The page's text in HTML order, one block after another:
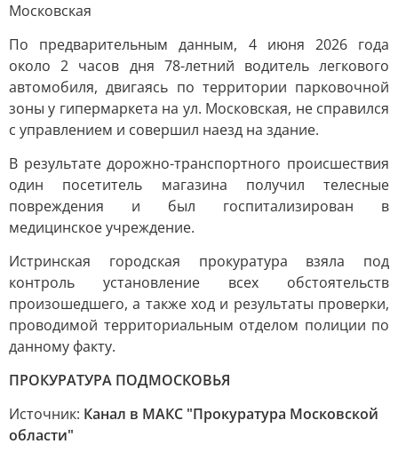
Московская
По предварительным данным, 4 июня 2026 года
около 2 часов дня 78-летний водитель легкового
автомобиля, двигаясь по территории парковочной
зоны у гипермаркета на ул. Московская, не справился
с управлением и совершил наезд на здание.
В результате дорожно-транспортного происшествия
один посетитель магазина получил телесные
повреждения и был госпитализирован в
медицинское учреждение.
Истринская городская прокуратура взяла под
контроль установление всех обстоятельств
произошедшего, а также ход и результаты проверки,
проводимой территориальным отделом полиции по
данному факту.
ПРОКУРАТУРА ПОДМОСКОВЬЯ
Источник: Канал в МАКС "Прокуратура Московской
области"